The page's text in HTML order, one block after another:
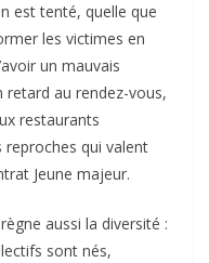
est tenté, quelle que
les victimes en
un mauvais
retard au rendez-vous,
restaurants
qui valent
Jeune majeur.
aussi la diversité :
sont nés,